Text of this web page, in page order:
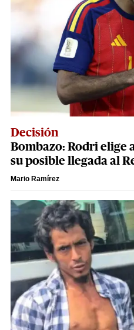
Decisión
Bombazo: Rodri elige
su posible llegada al
Mario Ramírez